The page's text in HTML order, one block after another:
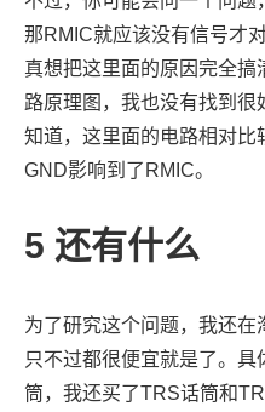
那RMIC就应该没有信号才
真想把这里面的原因完全
路原理图，我也没有找到很
知道，这里面的电路相对比
GND影响到了RMIC。
5 还有什么
为了研究这个问题，我还在
只不过都很便宜就是了。
筒，我还买了TRS话筒和